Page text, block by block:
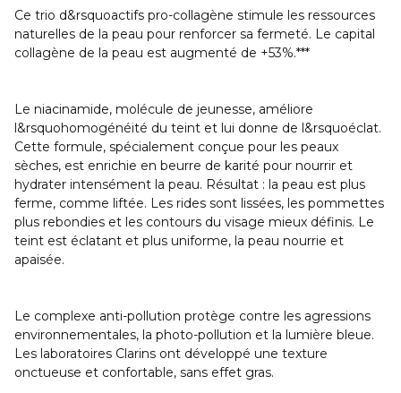
Ce trio d&rsquoactifs pro-collagène stimule les ressources
naturelles de la peau pour renforcer sa fermeté. Le capital
collagène de la peau est augmenté de +53%.***
Le niacinamide, molécule de jeunesse, améliore
l&rsquohomogénéité du teint et lui donne de l&rsquoéclat.
Cette formule, spécialement conçue pour les peaux
sèches, est enrichie en beurre de karité pour nourrir et
hydrater intensément la peau. Résultat : la peau est plus
ferme, comme liftée. Les rides sont lissées, les pommettes
plus rebondies et les contours du visage mieux définis. Le
teint est éclatant et plus uniforme, la peau nourrie et
apaisée.
Le complexe anti-pollution protège contre les agressions
environnementales, la photo-pollution et la lumière bleue.
Les laboratoires Clarins ont développé une texture
onctueuse et confortable, sans effet gras.